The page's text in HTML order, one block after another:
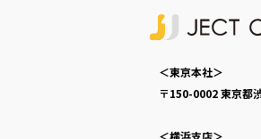
＜東京本社＞
〒150-0002東京都
＜横浜支店＞